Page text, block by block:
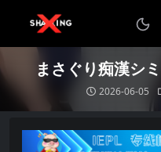
まさぐり痴漢シ
2026-06-05